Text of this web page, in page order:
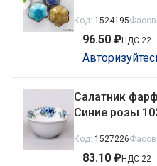
Код: 1524195
96.50 ₽НДС 22
Салатник
Синие розы
Код: 1527226
83.10 ₽НДС 22